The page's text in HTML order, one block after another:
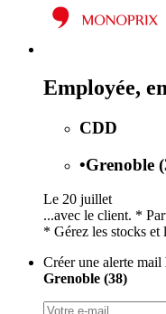
Employée,
CDD
•Grenoble
Le 20 juillet
...avec le client. *
* Gérez les stocks et
Créer une alerte mail
Grenoble (38)